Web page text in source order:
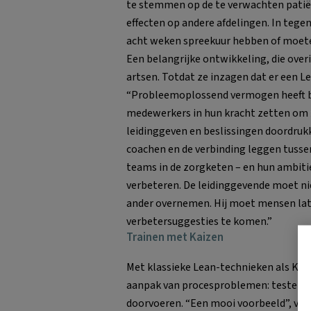
te stemmen op de te verwachten
effecten op andere afdelingen. In
acht weken spreekuur hebben of
Een belangrijke ontwikkeling, die
artsen. Totdat ze inzagen dat er een
“Probleemoplossend vermogen
medewerkers in hun kracht zetten
leidinggeven en beslissingen
coachen en de verbinding leggen
teams in de zorgketen – en hun
verbeteren. De leidinggevende moet
ander overnemen. Hij moet mensen
verbetersuggesties te komen.”
Trainen met Kaizen
Met klassieke Lean-technieken als
aanpak van procesproblemen:
doorvoeren. “Een mooi voorbeeld”,